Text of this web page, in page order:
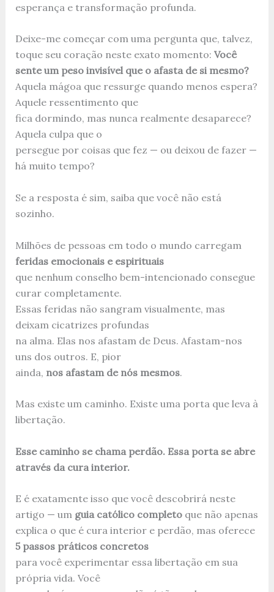
esperança e transformação profunda.
Deixe-me começar com uma pergunta que, talvez,
toque seu coração neste exato momento: Você
sente um peso invisível que o afasta de si mesmo?
Aquela mágoa que ressurge quando menos espera?
Aquele ressentimento que
fica dormindo, mas nunca realmente desaparece?
Aquela culpa que o
persegue por coisas que fez — ou deixou de fazer —
há muito tempo?
Se a resposta é sim, saiba que você não está
sozinho.
Milhões de pessoas em todo o mundo carregam
feridas emocionais e espirituais
que nenhum conselho bem-intencionado consegue
curar completamente.
Essas feridas não sangram visualmente, mas
deixam cicatrizes profundas
na alma. Elas nos afastam de Deus. Afastam-nos
uns dos outros. E, pior
ainda, nos afastam de nós mesmos.
Mas existe um caminho. Existe uma porta que leva à
libertação.
Esse caminho se chama perdão. Essa porta se abre
através da cura interior.
E é exatamente isso que você descobrirá neste
artigo — um guia católico completoque não apenas
explica o que é cura interior e perdão, mas oferece
5 passos práticos concretos
para você experimentar essa libertação em sua
própria vida. Você